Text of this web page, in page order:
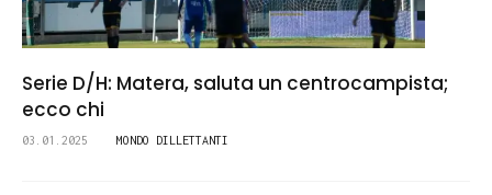
Serie D/H: Matera, saluta un centrocampista;
ecco chi
03.01.2025 MONDO DILLETTANTI